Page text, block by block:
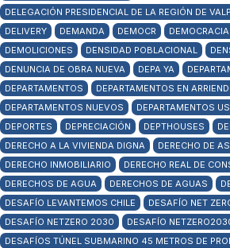
DELEGACIÓN PRESIDENCIAL DE LA REGIÓN DE
DELIVERY
DEMANDA DEMOCR
DEMOLICIONES
DENSIDAD POBLACIONAL
DENUNCIA DE OBRA NUEVA
DEPA YA
DEPARTAMENTOS
DEPARTAMENTOS EN
DEPARTAMENTOS NUEVOS
DEPARTAMENTOS
DEPORTES
DEPRECIACIÓN DEPTHOUSES
DERECHO A LA VIVIENDA DIGNA
DERECHO DE
DERECHO INMOBILIARIO
DERECHO REAL DE
DERECHOS DE AGUA
DERECHOS DE AGUAS
DESAFÍO LEVANTEMOS CHILE
DESAFÍO NET
DESAFÍO NETZERO 2030
DESAFÍO
DESAFÍOS TÚNEL SUBMARINO 45 METROS DE